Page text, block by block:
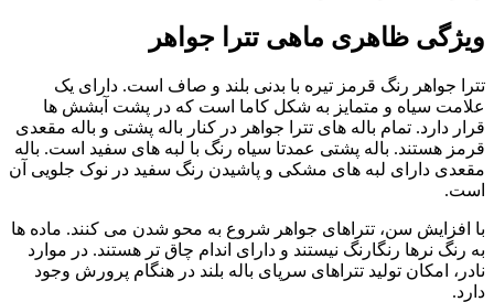
ویژگی ظاهری ماهی تترا جواهر
تترا جواهر رنگ قرمز تیره با بدنی بلند و صاف است. دارای یک
علامت سیاه و متمایز به شکل کاما است که در پشت آبشش ها
قرار دارد. تمام باله های تترا جواهر در کنار باله پشتی و باله مقعدی
قرمز هستند. باله پشتی عمدتا سیاه رنگ با لبه های سفید است. باله
مقعدی دارای لبه های مشکی و پاشیدن رنگ سفید در نوک جلویی آن
است.
با افزایش سن، تتراهای جواهر شروع به محو شدن می کنند. ماده ها
به رنگ نرها رنگارنگ نیستند و دارای اندام چاق تر هستند. در موارد
نادر، امکان تولید تتراهای سرپای باله بلند در هنگام پرورش وجود
دارد.